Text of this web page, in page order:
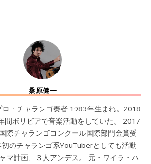
桑原健一
ロ・チャランゴ奏者 1983年生まれ。2018
間ボリビアで音楽活動をしていた。 2017
際チャランゴコンクール国際部門金賞受
のチャランゴ系YouTuberとしても活動
マ計画、３人アンデス。 元・ワイラ・ハ